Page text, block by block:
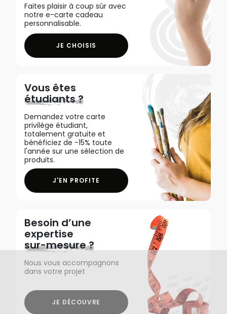
Faites plaisir à coup sûr avec
notre e-carte cadeau
personnalisable.
JE CHOISIS
Vous êtes
étudiants ?
Demandez votre carte
privilège étudiant,
totalement gratuite et
bénéficiez de -15% toute
l'année sur une sélection de
produits.
J'EN PROFITE
Besoin d’une
expertise
sur-mesure ?
Nous vous accompagnons
dans votre projet
JE DÉCOUVRE